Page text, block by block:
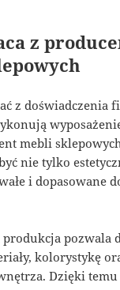
z
z doświadczenia
mebli
nie tylko
i dopasowane
pozwala
kolorystykę
Dzięki temu